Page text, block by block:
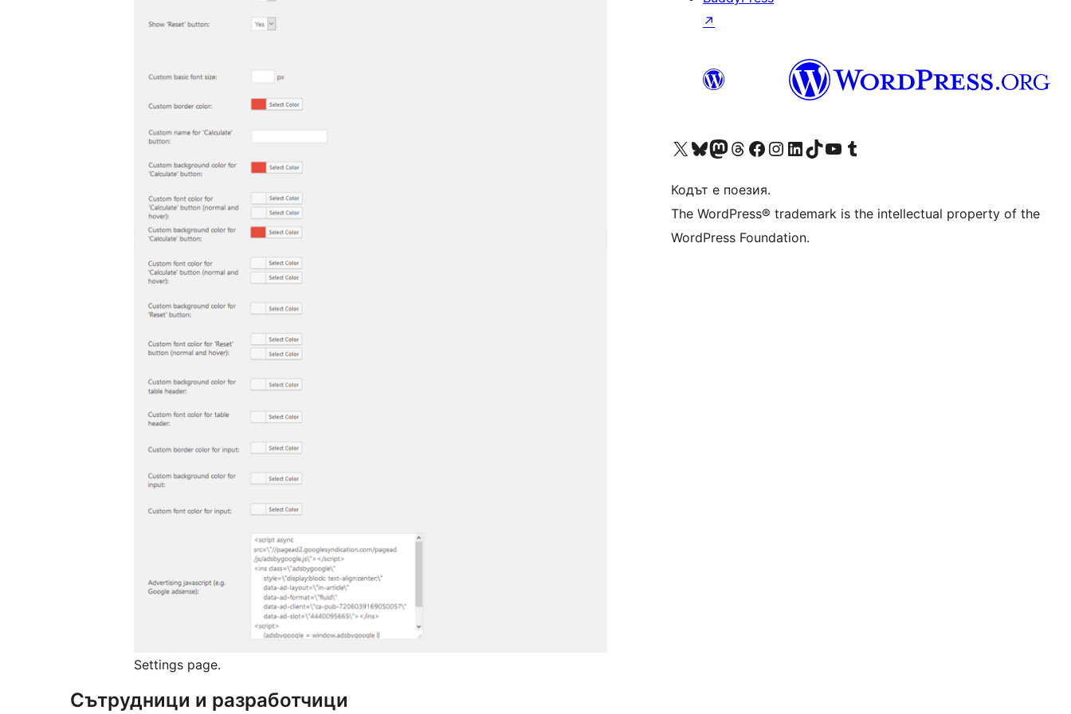
Settings page.
Сътрудници и разработчици
↗
Visit our X (formerly Twitter) account
Visit our Bluesky account
Visit our Mastodon account
Visit our Threads account
Посетете нашата страница във Facebook
Посетете нашия профил в Instagram
Посетете нашия профил в LinkedIn
Visit our TikTok account
Visit our YouTube channel
Visit our Tumblr account
Кодът е поезия.
The WordPress® trademark is the intellectual property of the
WordPress Foundation.